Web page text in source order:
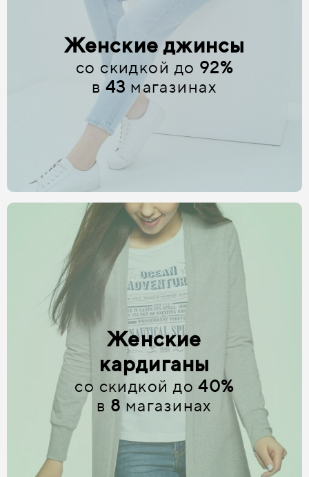
Женские джинсы
со скидкой до 92%
в 43 магазинах
Женские
кардиганы
со скидкой до40%
в 8 магазинах